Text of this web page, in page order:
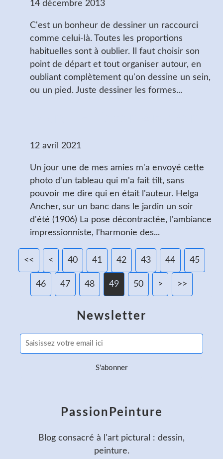
14 décembre 2013
C'est un bonheur de dessiner un raccourci
comme celui-là. Toutes les proportions
habituelles sont à oublier. Il faut choisir son
point de départ et tout organiser autour, en
oubliant complètement qu'on dessine un sein,
ou un pied. Juste dessiner les formes...
12 avril 2021
Un jour une de mes amies m'a envoyé cette
photo d'un tableau qui m'a fait tilt, sans
pouvoir me dire qui en était l'auteur. Helga
Ancher, sur un banc dans le jardin un soir
d'été (1906) La pose décontractée, l'ambiance
impressionniste, l'harmonie des...
<< < 10
20
30
40 41 42 43 44 45
46 47 48 49 50 60
70
80
90
100
> >>
Newsletter
PassionPeinture
Blog consacré à l'art pictural : dessin,
peinture.